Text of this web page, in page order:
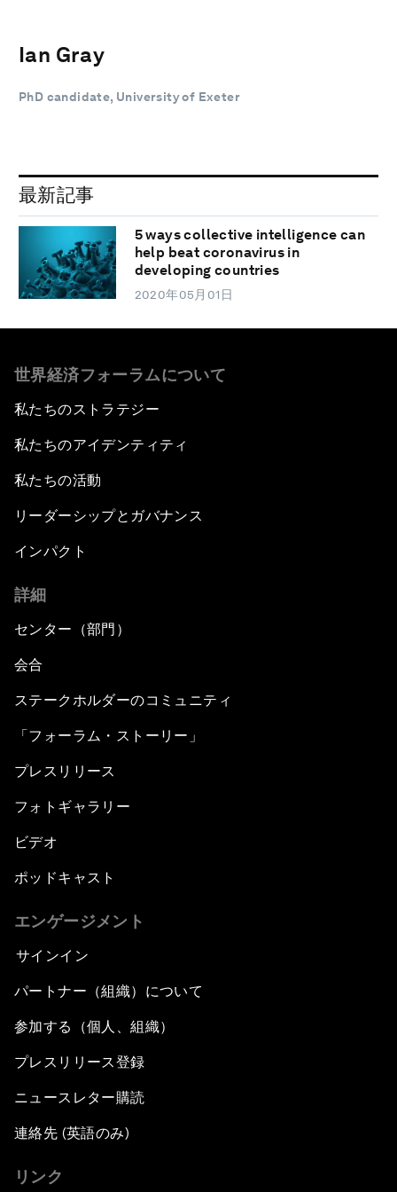
Ian Gray
PhD candidate, University of Exeter
最新記事
5 ways collective intelligence can
help beat coronavirus in
developing countries
2020年05月01日
世界経済フォーラムについて
私たちのストラテジー
私たちのアイデンティティ
私たちの活動
リーダーシップとガバナンス
インパクト
詳細
センター（部門）
会合
ステークホルダーのコミュニティ
「フォーラム・ストーリー」
プレスリリース
フォトギャラリー
ビデオ
ポッドキャスト
エンゲージメント
サインイン
パートナー（組織）について
参加する（個人、組織）
プレスリリース登録
ニュースレター購読
連絡先 (英語のみ)
リンク